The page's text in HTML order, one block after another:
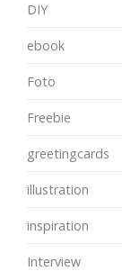
DIY
ebook
Foto
Freebie
greetingcards
illustration
inspiration
Interview